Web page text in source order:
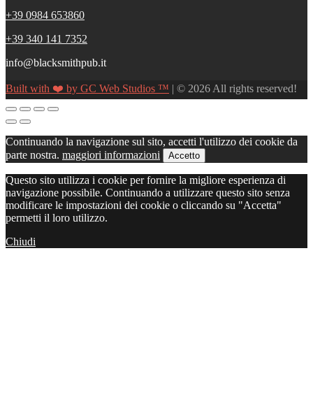
+39 0984 653860
+39 340 141 7352
info@blacksmithpub.it
Built with ❤️ by GC Web Studios ™ | © 2026 All rights reserved!
Continuando la navigazione sul sito, accetti l'utilizzo dei cookie da
parte nostra. maggiori informazioni Accetto
Questo sito utilizza i cookie per fornire la migliore esperienza di
navigazione possibile. Continuando a utilizzare questo sito senza
modificare le impostazioni dei cookie o cliccando su "Accetta"
permetti il loro utilizzo.
Chiudi